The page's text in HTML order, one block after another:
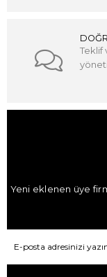
Teklif
Yeni eklenen üye